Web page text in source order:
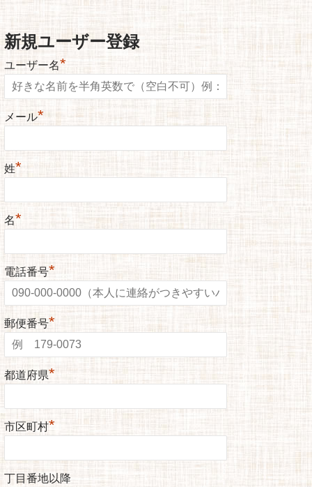
新規ユーザー登録
ユーザー名*
メール*
姓*
名*
電話番号*
郵便番号*
都道府県*
市区町村*
丁目番地以降